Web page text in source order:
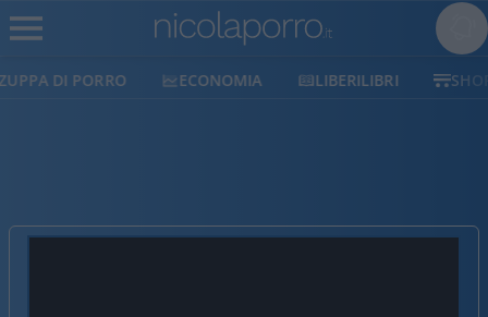
ECONOMIA LIBERILIBRI SHOP SOSTIENICI